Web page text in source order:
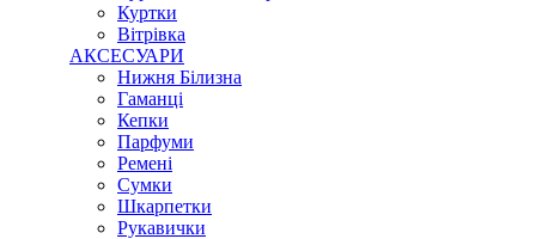
Куртки
Вітрівка
АКСЕСУАРИ
Нижня Білизна
Гаманці
Кепки
Парфуми
Ремені
Сумки
Шкарпетки
Рукавички